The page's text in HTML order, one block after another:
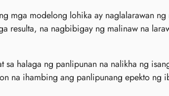
mga modelong lohika ay naglalarawan ng
resulta, na nagbibigay ng malinaw na
sa halaga ng panlipunan na nalikha ng
na ihambing ang panlipunang epekto ng